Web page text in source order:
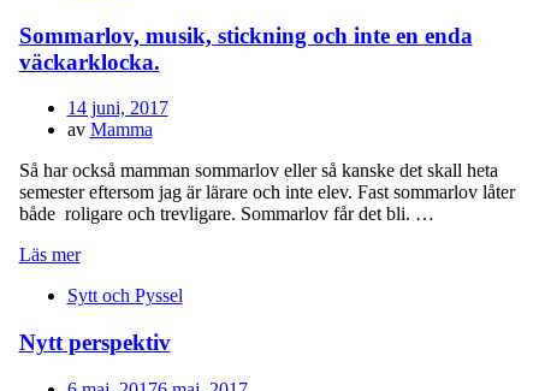
Sommarlov, musik, stickning och inte en enda
väckarklocka.
Publicerad
den
14 juni, 2017
av Mamma
Så har också mamman sommarlov eller så kanske det skall heta
semester eftersom jag är lärare och inte elev. Fast sommarlov låter
både roligare och trevligare. Sommarlov får det bli. …
Läs mer
Sytt och Pyssel
Nytt perspektiv